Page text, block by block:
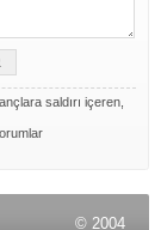
saldırı içeren,
© 2004